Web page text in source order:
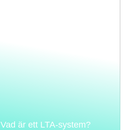
Vad är ett LTA-system?